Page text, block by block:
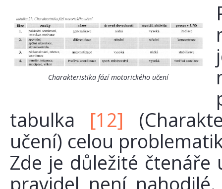
Charakteristika fází motorického učení
tabulka [12]
učení) celou
Zde je důležité
pravidel není